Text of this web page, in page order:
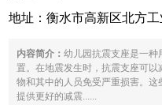
地址：衡水市高新区北方
内容简介：幼儿园抗震支座是一种
置。在地震发生时，抗震支座可
物和其中的人员免受严重损害。
提供更好的减震......